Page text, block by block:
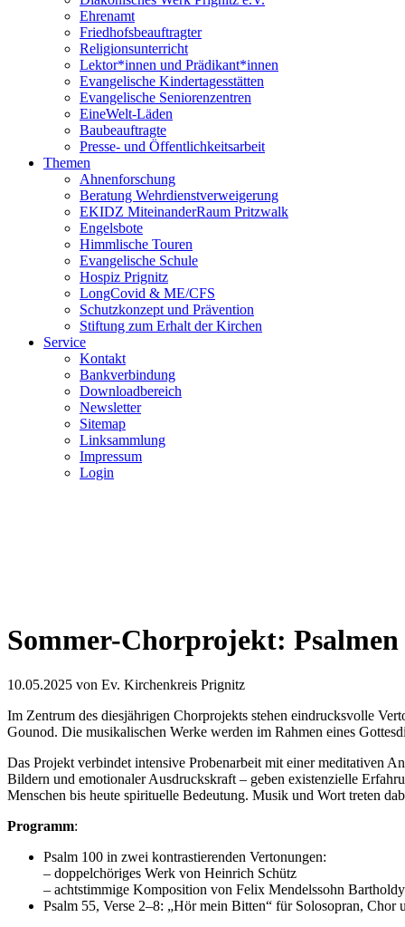
Ehrenamt
Friedhofsbeauftragter
Religionsunterricht
Lektor*innen und Prädikant*innen
Evangelische Kindertagesstätten
Evangelische Seniorenzentren
EineWelt-Läden
Baubeauftragte
Presse- und Öffentlichkeitsarbeit
Themen
Ahnenforschung
Beratung Wehrdienstverweigerung
EKIDZ MiteinanderRaum Pritzwalk
Engelsbote
Himmlische Touren
Evangelische Schule
Hospiz Prignitz
LongCovid & ME/CFS
Schutzkonzept und Prävention
Stiftung zum Erhalt der Kirchen
Service
Kontakt
Bankverbindung
Downloadbereich
Newsletter
Sitemap
Linksammlung
Impressum
Login
Sommer-Chorprojekt:
10.05.2025 von Ev. Kirchenkreis Prignitz
Im Zentrum des diesjährigen Chorprojekts stehen eindrucksvolle
Gounod. Die musikalischen Werke werden im Rahmen eines
Das Projekt verbindet intensive Probenarbeit mit einer meditativen
Bildern und emotionaler Ausdruckskraft – geben existenzielle
Menschen bis heute spirituelle Bedeutung. Musik und Wort treten
Programm:
Psalm 100 in zwei kontrastierenden Vertonungen:
– doppelchöriges Werk von Heinrich Schütz
– achtstimmige Komposition von Felix Mendelssohn Bartholdy
Psalm 55, Verse 2–8: „Hör mein Bitten“ für Solosopran, Chor